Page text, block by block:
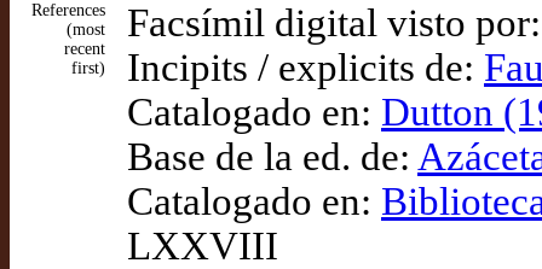
References
(most
recent
first)
Facsímil digital visto
Incipits / explicits de:
Catalogado en: Dutton
Base de la ed. de:
Catalogado en:
LXXVIII